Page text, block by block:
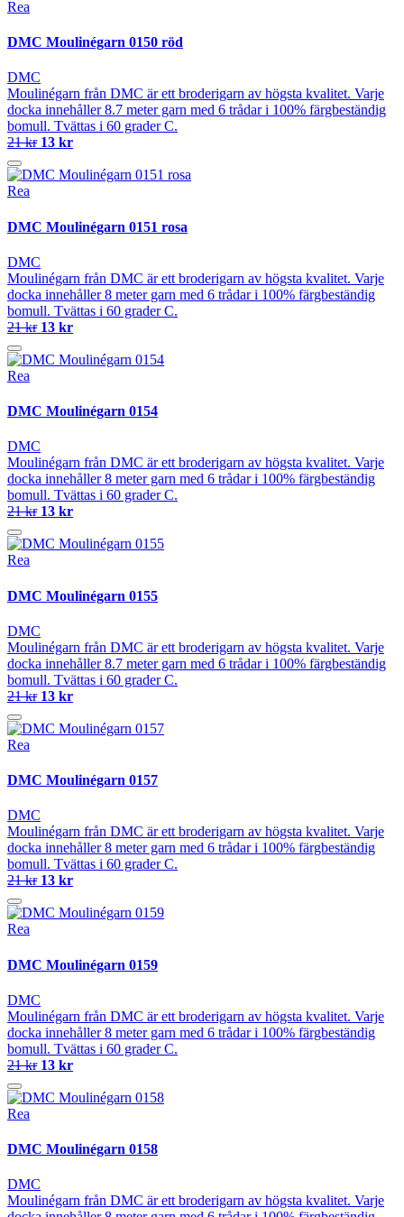
Rea
DMC Moulinégarn 0150 röd
DMC
Moulinégarn från DMC är ett broderigarn av högsta kvalitet. Varje
docka innehåller 8.7 meter garn med 6 trådar i 100% färgbeständig
bomull. Tvättas i 60 grader C.
21 kr 13 kr
Rea
DMC Moulinégarn 0151 rosa
DMC
Moulinégarn från DMC är ett broderigarn av högsta kvalitet. Varje
docka innehåller 8 meter garn med 6 trådar i 100% färgbeständig
bomull. Tvättas i 60 grader C.
21 kr 13 kr
Rea
DMC Moulinégarn 0154
DMC
Moulinégarn från DMC är ett broderigarn av högsta kvalitet. Varje
docka innehåller 8 meter garn med 6 trådar i 100% färgbeständig
bomull. Tvättas i 60 grader C.
21 kr 13 kr
Rea
DMC Moulinégarn 0155
DMC
Moulinégarn från DMC är ett broderigarn av högsta kvalitet. Varje
docka innehåller 8.7 meter garn med 6 trådar i 100% färgbeständig
bomull. Tvättas i 60 grader C.
21 kr 13 kr
Rea
DMC Moulinégarn 0157
DMC
Moulinégarn från DMC är ett broderigarn av högsta kvalitet. Varje
docka innehåller 8 meter garn med 6 trådar i 100% färgbeständig
bomull. Tvättas i 60 grader C.
21 kr 13 kr
Rea
DMC Moulinégarn 0159
DMC
Moulinégarn från DMC är ett broderigarn av högsta kvalitet. Varje
docka innehåller 8 meter garn med 6 trådar i 100% färgbeständig
bomull. Tvättas i 60 grader C.
21 kr 13 kr
Rea
DMC Moulinégarn 0158
DMC
Moulinégarn från DMC är ett broderigarn av högsta kvalitet. Varje